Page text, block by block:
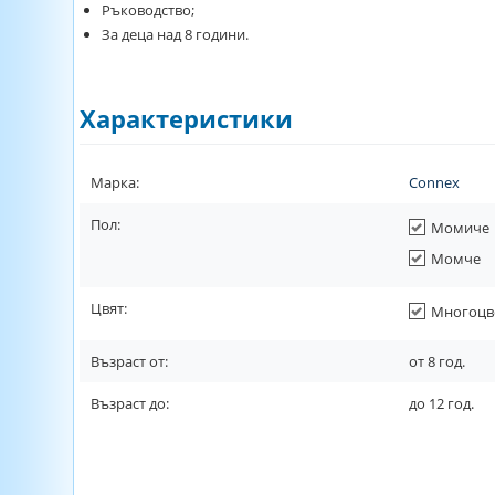
Ръководство;
За деца над 8 години.
Характеристики
Марка: Connex
Пол:
Момиче
Момче
Цвят:
Възраст от: от8 год.
Възраст до: до 12 год.